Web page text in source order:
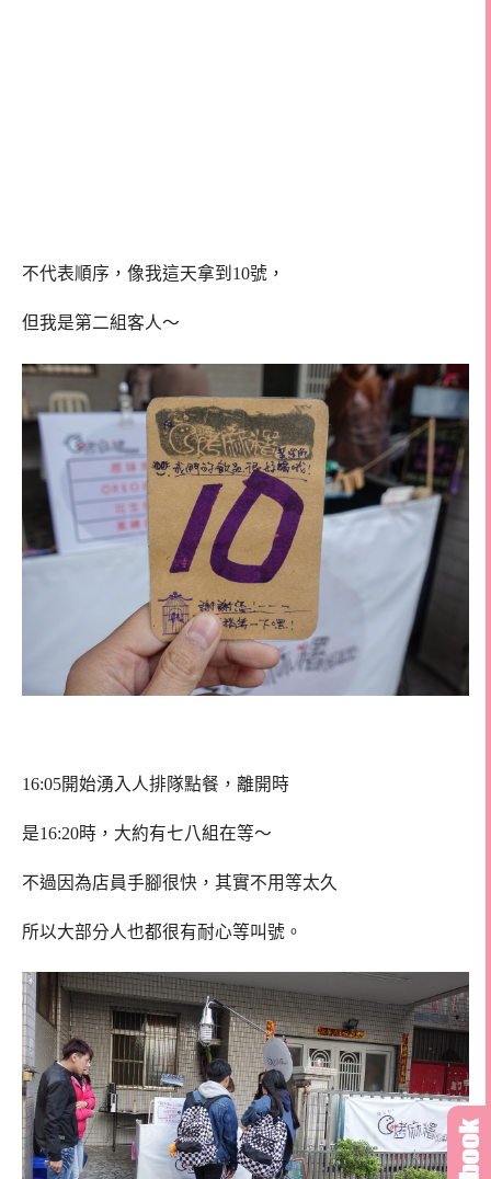
不代表順序，像我這天拿到10號，
但我是第二組客人～
16:05開始湧入人排隊點餐，離開時
是16:20時，大約有七八組在等～
不過因為店員手腳很快，其實不用等太久
所以大部分人也都很有耐心等叫號。